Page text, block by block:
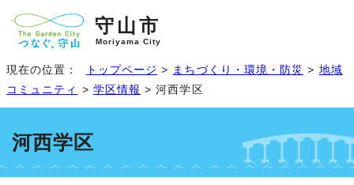
守山市
Moriyama City
現在の位置： トップページ > まちづくり・環境・防災 > 地域
コミュニティ
> 学区情報 > 河西学区
河西学区